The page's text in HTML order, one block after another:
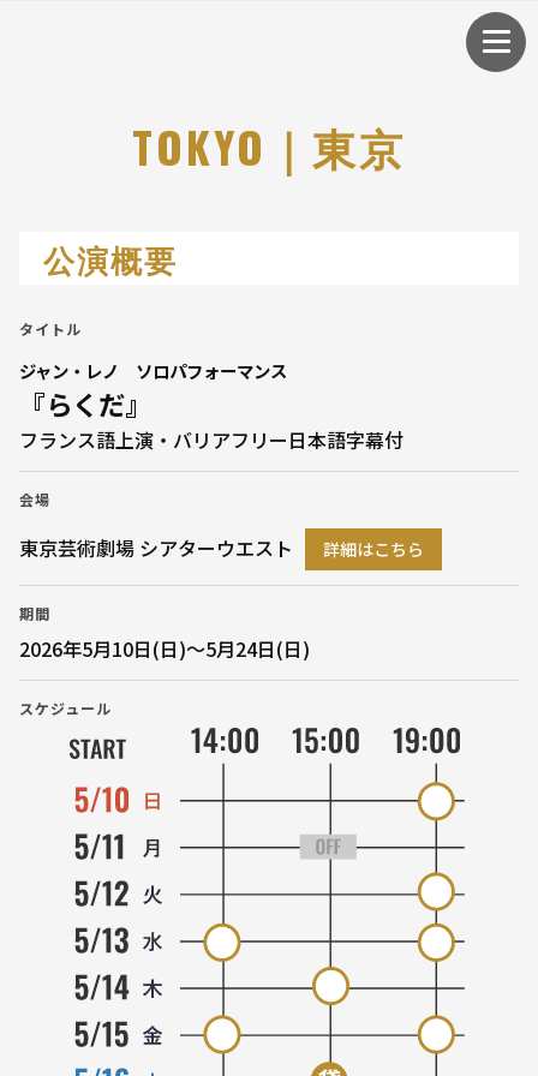
TOKYO｜東京
公演概要
タイトル
ジャン・レノ ソロパフォーマンス
『らくだ』
フランス語上演・バリアフリー日本語字幕付
会場
東京芸術劇場 シアターウエスト 詳細はこちら
期間
2026年5月10日(日)〜5月24日(日)
スケジュール